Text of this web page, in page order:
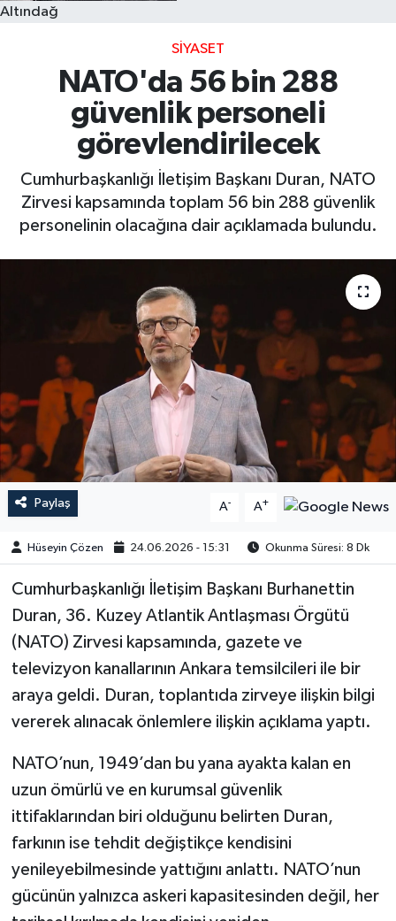
Altındağ
SIYASET
NATO'da 56 bin 288
güvenlik personeli
görevlendirilecek
Cumhurbaşkanlığı İletişim Başkanı Duran, NATO
Zirvesi kapsamında toplam 56 bin 288 güvenlik
personelinin olacağına dair açıklamada bulundu.
Paylaş A- A+
Hüseyin Çözen 24.06.2026 - 15:31 Okunma Süresi: 8 Dk
Cumhurbaşkanlığı İletişim Başkanı Burhanettin
Duran, 36. Kuzey Atlantik Antlaşması Örgütü
(NATO) Zirvesi kapsamında, gazete ve
televizyon kanallarının Ankara temsilcileri ile bir
araya geldi. Duran, toplantıda zirveye ilişkin bilgi
vererek alınacak önlemlere ilişkin açıklama yaptı.
NATO’nun, 1949’dan bu yana ayakta kalan en
uzun ömürlü ve en kurumsal güvenlik
ittifaklarından biri olduğunu belirten Duran,
farkının ise tehdit değiştikçe kendisini
yenileyebilmesinde yattığını anlattı. NATO’nun
gücünün yalnızca askeri kapasitesinden değil, her